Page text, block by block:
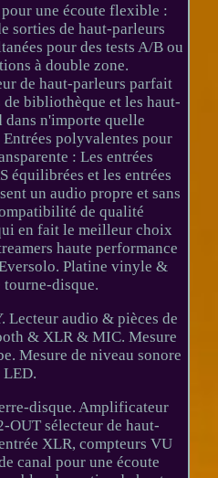
une écoute flexible :
sorties de haut-parleurs
pour des tests A/B ou
à double zone.
de haut-parleurs parfait
bibliothèque et les haut-
dans n'importe quelle
polyvalentes pour
: Les entrées
équilibrées et les entrées
un audio propre et sans
de qualité
en fait le meilleur choix
haute performance
Platine vinyle &
tourne-disque.
Lecteur audio & pièces de
& XLR & MIC. Mesure
Mesure de niveau sonore
LED.
disque. Amplificateur
OUT sélecteur de haut-
XLR, compteurs VU
canal pour une écoute